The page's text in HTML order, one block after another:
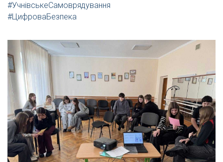
#УчнівськеСамоврядування
#ЦифроваБезпека